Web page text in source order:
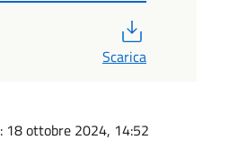
Scarica
: 18 ottobre 2024, 14:52